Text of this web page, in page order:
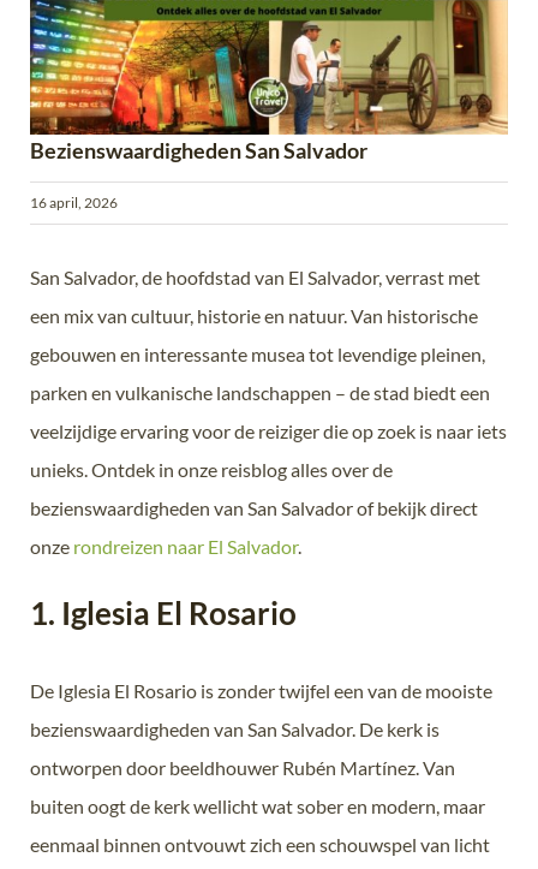
Bezienswaardigheden San Salvador
16 april, 2026
San Salvador, de hoofdstad van El Salvador, verrast met
een mix van cultuur, historie en natuur. Van historische
gebouwen en interessante musea tot levendige pleinen,
parken en vulkanische landschappen – de stad biedt een
veelzijdige ervaring voor de reiziger die op zoek is naar iets
unieks. Ontdek in onze reisblog alles over de
bezienswaardigheden van San Salvador of bekijk direct
onze rondreizen naar El Salvador.
1. Iglesia El Rosario
De Iglesia El Rosario is zonder twijfel een van de mooiste
bezienswaardigheden van San Salvador. De kerk is
ontworpen door beeldhouwer Rubén Martínez. Van
buiten oogt de kerk wellicht wat sober en modern, maar
eenmaal binnen ontvouwt zich een schouwspel van licht